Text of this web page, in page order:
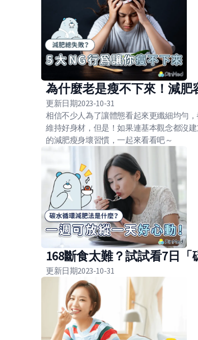
為什麼老是瘦不下來！減肥
更新日期2023-10-31
相信不少人為了讓體態看起來更纖細均勻
維持好身材，但是！如果連基本觀念都沒
的減肥瘦身壞習慣，一起來看看吧～
168斷食太難？試試看7日
更新日期2023-10-31